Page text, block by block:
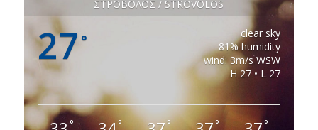
ΣΤΡΟΒΟΛΟΣ / STROVOLOS
27 °
clear sky
81% humidity
wind: 3m/s WSW
H 27 • L 27
° ° ° ° °